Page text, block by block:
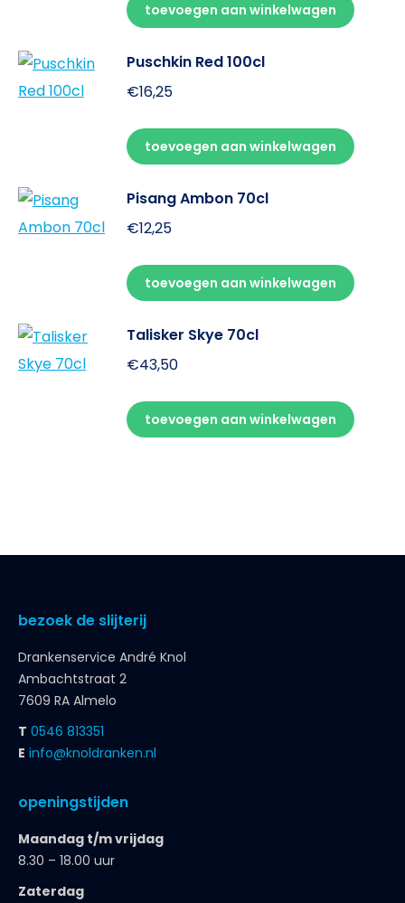
toevoegen aan winkelwagen
Puschkin Red 100cl
€16,25
toevoegen aan winkelwagen
Pisang Ambon 70cl
€12,25
toevoegen aan winkelwagen
Talisker Skye 70cl
€43,50
toevoegen aan winkelwagen
bezoek de slijterij
Drankenservice André Knol
Ambachtstraat 2
7609 RA Almelo
T 0546 813351
E info@knoldranken.nl
openingstijden
Maandag t/m vrijdag
8.30 – 18.00 uur
Zaterdag